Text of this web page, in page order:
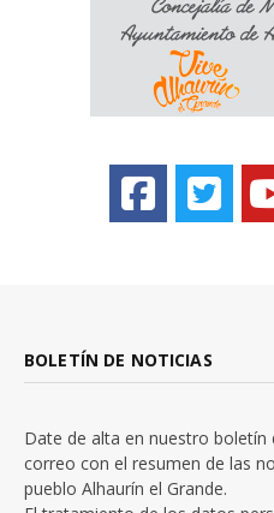
BOLETÍN DE NOTICIAS
Date de alta en nuestro boletín
correo con el resumen de las
pueblo Alhaurín el Grande.